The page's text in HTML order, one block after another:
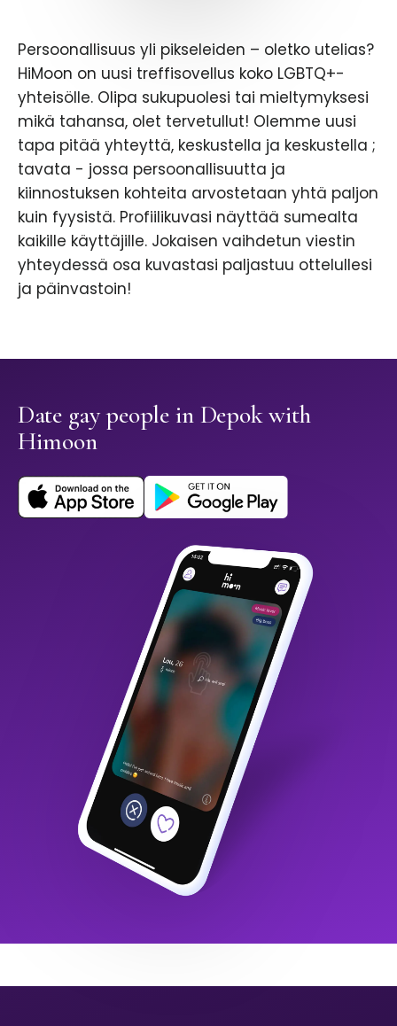
Persoonallisuus yli pikseleiden – oletko utelias?
HiMoon on uusi treffisovellus koko LGBTQ+-
yhteisölle. Olipa sukupuolesi tai mieltymyksesi
mikä tahansa, olet tervetullut! Olemme uusi
tapa pitää yhteyttä, keskustella ja keskustella ;
tavata - jossa persoonallisuutta ja
kiinnostuksen kohteita arvostetaan yhtä paljon
kuin fyysistä. Profiilikuvasi näyttää sumealta
kaikille käyttäjille. Jokaisen vaihdetun viestin
yhteydessä osa kuvastasi paljastuu ottelullesi
ja päinvastoin!
Date gay people in Depok with
Himoon